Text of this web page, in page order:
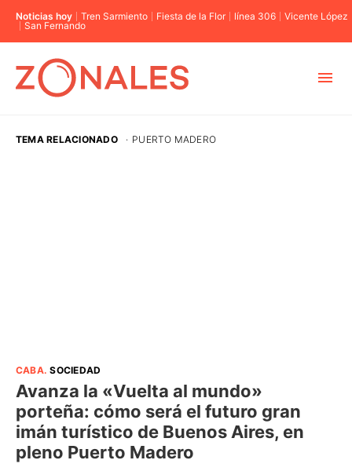
Noticias hoy Tren Sarmiento Fiesta de la Flor línea 306
Vicente López
San Fernando
TEMA RELACIONADO · PUERTO MADERO
CABA.SOCIEDAD
Avanza la «Vuelta al mundo»
porteña: cómo será el futuro gran
imán turístico de Buenos Aires, en
pleno Puerto Madero